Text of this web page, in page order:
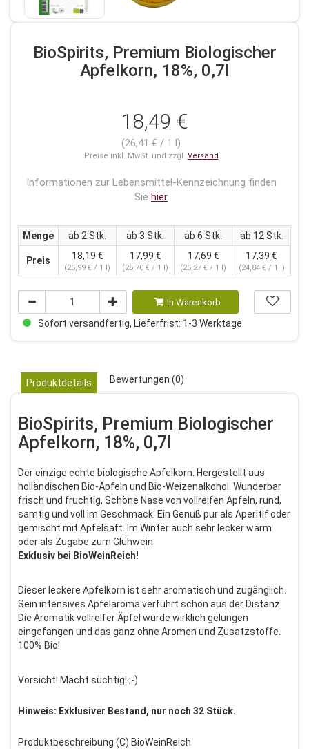
BioSpirits, Premium Biologischer
Apfelkorn, 18%, 0,7l
18,49 €
(26,41 € / 1 l)
Preise inkl. MwSt. und zzgl. Versand
Informationen zur Lebensmittel-Kennzeichnung finden
Sie hier
Menge ab 2 Stk. ab 3 Stk. ab 6 Stk. ab 12 Stk.
Preis 18,19 €
(25,99 € / 1 l)
17,99 €
(25,70 € / 1 l)
17,69 €
(25,27 € / 1 l)
17,39 €
(24,84 € / 1 l)
In Warenkorb
Sofort versandfertig, Lieferfrist: 1-3 Werktage
Produktdetails Bewertungen (0)
BioSpirits, Premium Biologischer
Apfelkorn, 18%, 0,7l
Der einzige echte biologische Apfelkorn. Hergestellt aus
holländischen Bio-Äpfeln und Bio-Weizenalkohol. Wunderbar
frisch und fruchtig, Schöne Nase von vollreifen Äpfeln, rund,
samtig und voll im Geschmack. Ein Genuß pur als Aperitif oder
gemischt mit Apfelsaft. Im Winter auch sehr lecker warm
oder als Zugabe zum Glühwein.
Exklusiv bei BioWeinReich!
Dieser leckere Apfelkorn ist sehr aromatisch und zugänglich.
Sein intensives Apfelaroma verführt schon aus der Distanz.
Die Aromatik vollreifer Äpfel wurde wirklich gelungen
eingefangen und das ganz ohne Aromen und Zusatzstoffe.
100% Bio!
Vorsicht! Macht süchtig! ;-)
Hinweis: Exklusiver Bestand, nur noch 32 Stück.
Produktbeschreibung (C) BioWeinReich